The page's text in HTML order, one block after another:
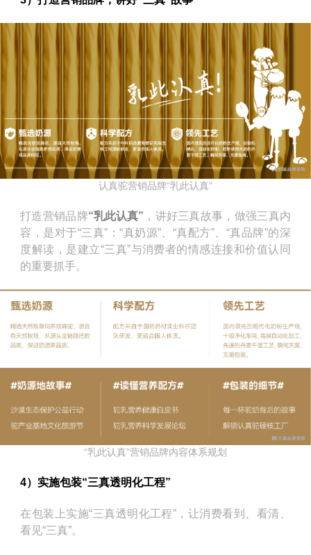
认真驼营销品牌“乳此认真”
打造营销品牌“乳此认真” ，讲好三真故事，做强三真内
容，是对于“三真”：“真奶源”、“真配方”、“真品牌”的深
度解读，是建立“三真”与消费者的情感连接和价值认同
的重要抓手。
“乳此认真”营销品牌内容体系规划
4）实施包装“三真透明化工程”
在包装上实施“三真透明化工程”，让消费看到、看清、
看见“三真”。